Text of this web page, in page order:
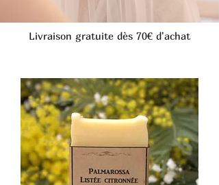
Livraison gratuite dès 70€ d'achat